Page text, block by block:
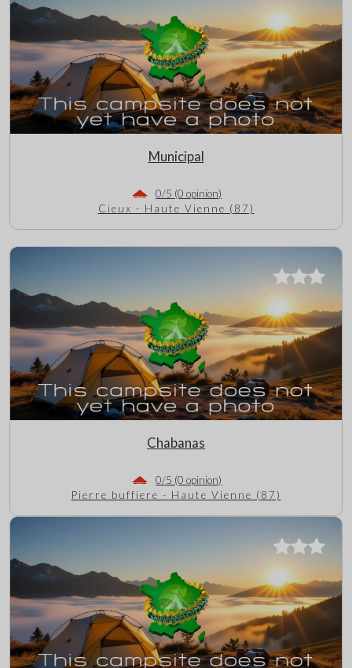
Municipal
0/5 (0 opinion)
Cieux - Haute Vienne (87)
Chabanas
0/5 (0 opinion)
Pierre buffiere - Haute Vienne (87)